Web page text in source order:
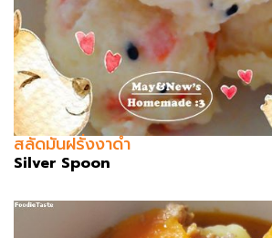
สลัดมันฝรั่งงาดำ
Silver Spoon